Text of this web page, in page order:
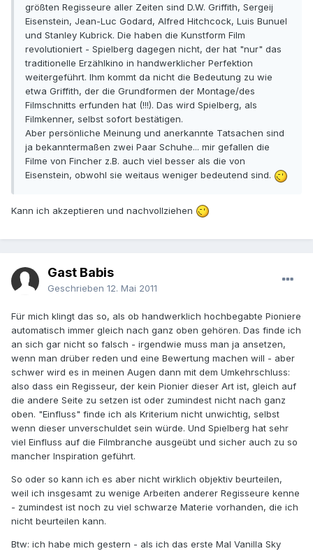
größten Regisseure aller Zeiten sind D.W. Griffith, Sergeij
Eisenstein, Jean-Luc Godard, Alfred Hitchcock, Luis Bunuel
und Stanley Kubrick. Die haben die Kunstform Film
revolutioniert - Spielberg dagegen nicht, der hat "nur" das
traditionelle Erzählkino in handwerklicher Perfektion
weitergeführt. Ihm kommt da nicht die Bedeutung zu wie
etwa Griffith, der die Grundformen der Montage/des
Filmschnitts erfunden hat (!!!). Das wird Spielberg, als
Filmkenner, selbst sofort bestätigen.
Aber persönliche Meinung und anerkannte Tatsachen sind
ja bekanntermaßen zwei Paar Schuhe... mir gefallen die
Filme von Fincher z.B. auch viel besser als die von
Eisenstein, obwohl sie weitaus weniger bedeutend sind.
Kann ich akzeptieren und nachvollziehen
Gast Babis
Geschrieben 12. Mai 2011
Für mich klingt das so, als ob handwerklich hochbegabte Pioniere
automatisch immer gleich nach ganz oben gehören. Das finde ich
an sich gar nicht so falsch - irgendwie muss man ja ansetzen,
wenn man drüber reden und eine Bewertung machen will - aber
schwer wird es in meinen Augen dann mit dem Umkehrschluss:
also dass ein Regisseur, der kein Pionier dieser Art ist, gleich auf
die andere Seite zu setzen ist oder zumindest nicht nach ganz
oben. "Einfluss" finde ich als Kriterium nicht unwichtig, selbst
wenn dieser unverschuldet sein würde. Und Spielberg hat sehr
viel Einfluss auf die Filmbranche ausgeübt und sicher auch zu so
mancher Inspiration geführt.
So oder so kann ich es aber nicht wirklich objektiv beurteilen,
weil ich insgesamt zu wenige Arbeiten anderer Regisseure kenne
- zumindest ist noch zu viel schwarze Materie vorhanden, die ich
nicht beurteilen kann.
Btw: ich habe mich gestern - als ich das erste Mal Vanilla Sky